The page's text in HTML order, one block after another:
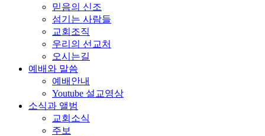
믿음의 신조
섬기는 사람들
교회조직
우리의 선교처
오시는길
예배와 말씀
예배안내
Youtube 설교영상
소식과 앨범
교회소식
주보